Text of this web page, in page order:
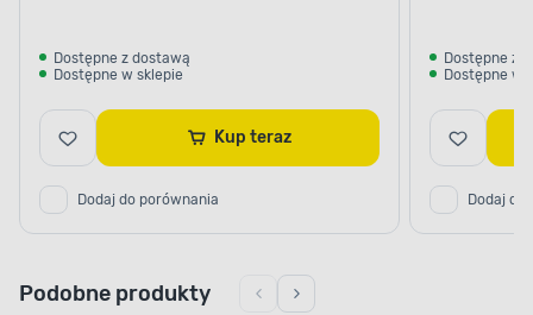
Dostępne z dostawą
Dostępne w sklepie
Kup teraz
Dodaj do porównania
Dostępne z
Dostępne w
Dodaj do
Podobne produkty